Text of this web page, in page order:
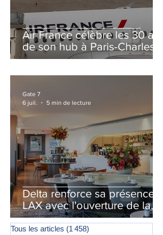
Air France célèbre les 30 ans
de son hub à Paris-Charles
de Gaulle
Delta renforce sa présence à
LAX avec l'ouverture de la
première phase d'un second
salon Delta One
Gate 7
6 juil.
5 min de lecture
Tous les articles (1 458)